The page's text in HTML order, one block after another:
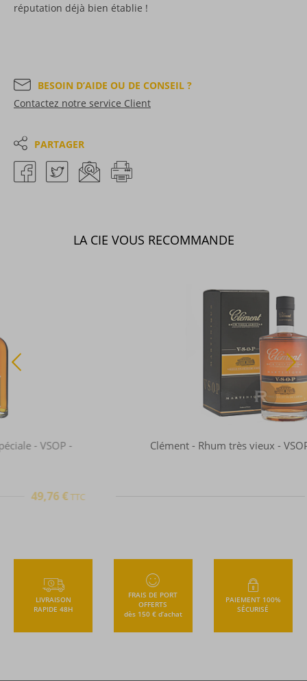
réputation déjà bien établie !
BESOIN D’AIDE OU DE CONSEIL ?
Contactez notre service Client
PARTAGER
LA CIE VOUS RECOMMANDE
Clément - Rhum très vieux - VSOP - 70cl - 40°
LIVRAISON
RAPIDE 48H
FRAIS DE PORT
OFFERTS
dès 150 € d’achat
PAIEMENT 100%
SÉCURISÉ